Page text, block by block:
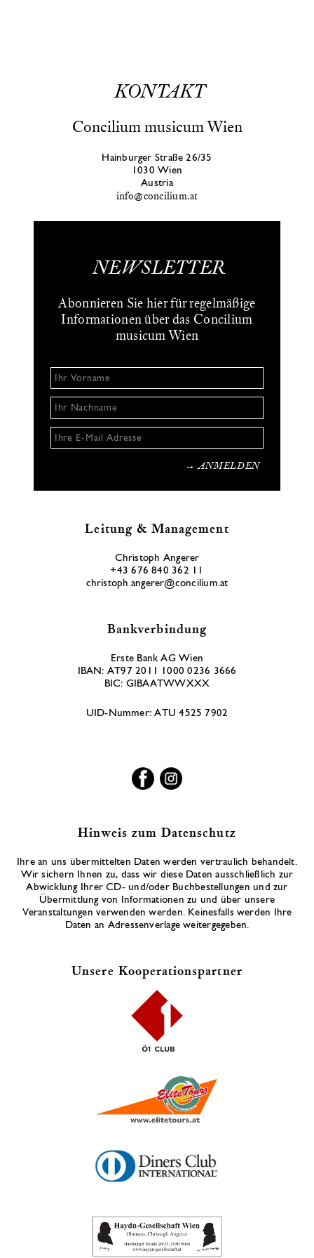
Kontakt
KONTAKT
Concilium musicum Wien
Hainburger Straße 26/35
1030 Wien
Austria
info@concilium.at
NEWSLETTER
Abonnieren Sie hier für regelmäßige
Informationen über das Concilium
musicum Wien
Leitung & Management
Christoph Angerer
+43 676 840 362 11
christoph.angerer@concilium.at
Bankverbindung
Erste Bank AG Wien
IBAN: AT97 2011 1000 0236 3666
BIC: GIBAATWWXXX
UID-Nummer: ATU 4525 7902
Hinweis zum Datenschutz
Ihre an uns übermittelten Daten werden vertraulich behandelt.
Wir sichern Ihnen zu, dass wir diese Daten ausschließlich zur
Abwicklung Ihrer CD- und/oder Buchbestellungen und zur
Übermittlung von Informationen zu und über unsere
Veranstaltungen verwenden werden. Keinesfalls werden Ihre
Daten an Adressenverlage weitergegeben.
Unsere Kooperationspartner